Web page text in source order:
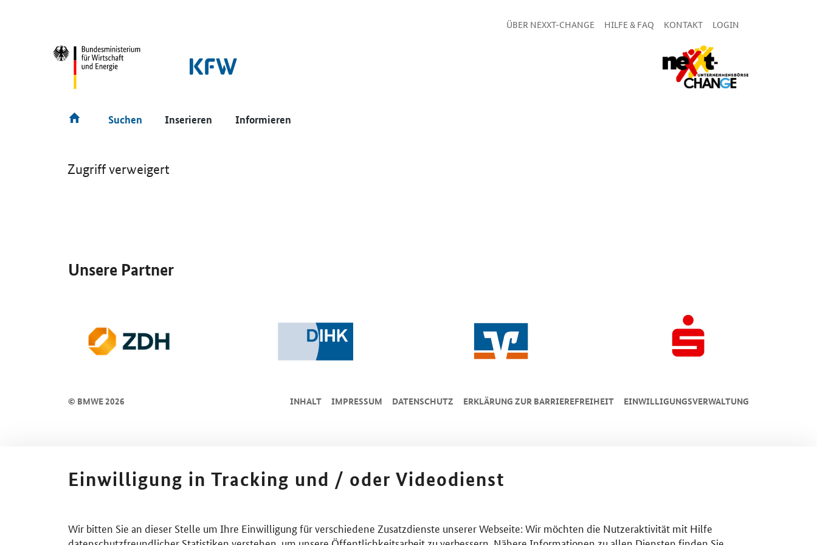
ÜBER NEXXT-CHANGE HILFE & FAQ KONTAKT LOGIN
Suchen Inserieren Informieren
Zugriff verweigert
Unsere Partner
© BMWE 2026 INHALT IMPRESSUM DA­TEN­SCHUTZ ERKLÄRUNG ZUR BARRIEREFREIHEIT EINWILLIGUNGSVERWALTUNG
Einwilligung in Tracking und / oder Videodienst
Wir bitten Sie an dieser Stelle um Ihre Einwilligung für verschiedene Zusatzdienste unserer Webseite: Wir möchten die Nutzeraktivität mit Hilfe